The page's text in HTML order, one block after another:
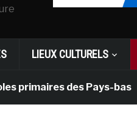
LIEUX CULTURELS
des Pays-bas